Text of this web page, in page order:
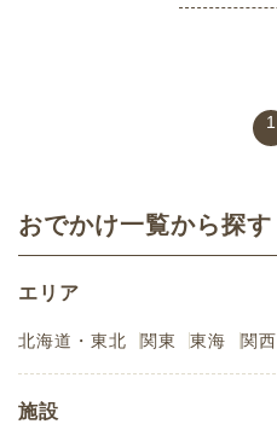
1
おでかけ一覧から探す
エリア
北海道・東北 関東 東海 関西
施設